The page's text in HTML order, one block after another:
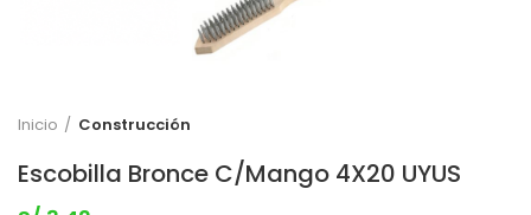
Inicio Construcción
Escobilla Bronce C/Mango 4X20 UYUS